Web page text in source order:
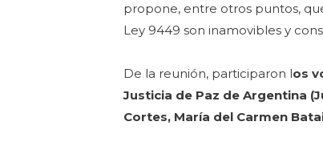
propone, entre otros puntos,
Ley 9449 son inamovibles y
De la reunión, participaron los
Justicia de Paz de Argentina
Cortes, María del Carmen